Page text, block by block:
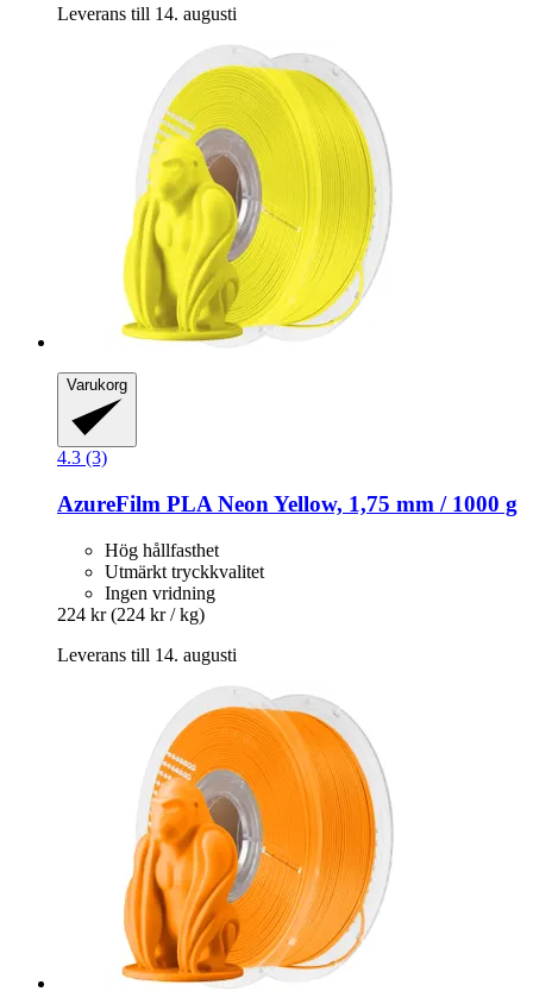
Leverans till 14. augusti
Varukorg
4.3 (3)
AzureFilm PLA Neon Yellow, 1,75 mm / 1000 g
Hög hållfasthet
Utmärkt tryckkvalitet
Ingen vridning
224 kr (224 kr / kg)
Leverans till 14. augusti